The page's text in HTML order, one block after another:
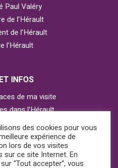
Paul Valéry
de l’Hérault
de l’Hérault
l’Hérault
INFOS
de ma visite
dans l’Hérault
des cookies pour vous
expérience de
lors de vos visites
sur ce site Internet. En
“Tout accepter”, vous